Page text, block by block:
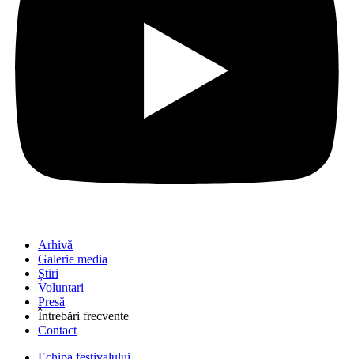
Arhivă
Galerie media
Știri
Voluntari
Presă
Întrebări frecvente
Contact